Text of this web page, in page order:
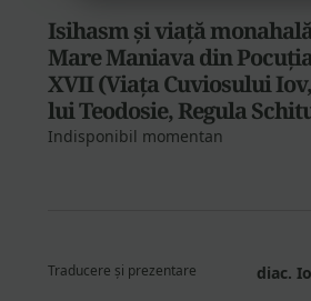
Isihasm și viață
Mare Maniava din
XVII (Viața Cuviosului
lui Teodosie, Regula
Indisponibil momentan
Traducere și prezentare diac.